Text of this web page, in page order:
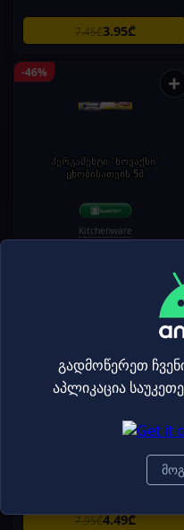
7.45₾3.95₾
-46% +
პერგამენტი "ნოვაქსი"
ცხობისათვის 5მ
Kitchenware
+
საშუალება 750 მლ
7.95₾4.49₾
გადმოწერეთ
აპლიკაცია